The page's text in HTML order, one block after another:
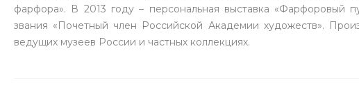
фарфора». В 2013 году – персональная выставка «Фарфоровый
звания «Почетный член Российской Академии художеств».
ведущих музеев России и частных коллекциях.